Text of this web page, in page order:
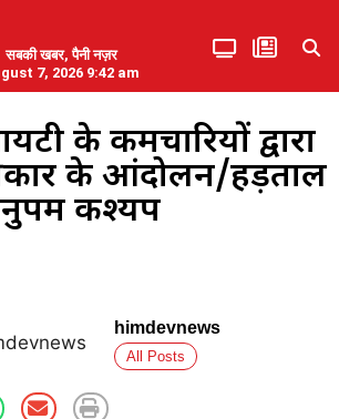
सबकी खबर, पैनी नज़र
7, 2026 9:42 am
के कर्मचारियों द्वारा
के आंदोलन/हड़ताल
कश्यप
himdevnews
All Posts